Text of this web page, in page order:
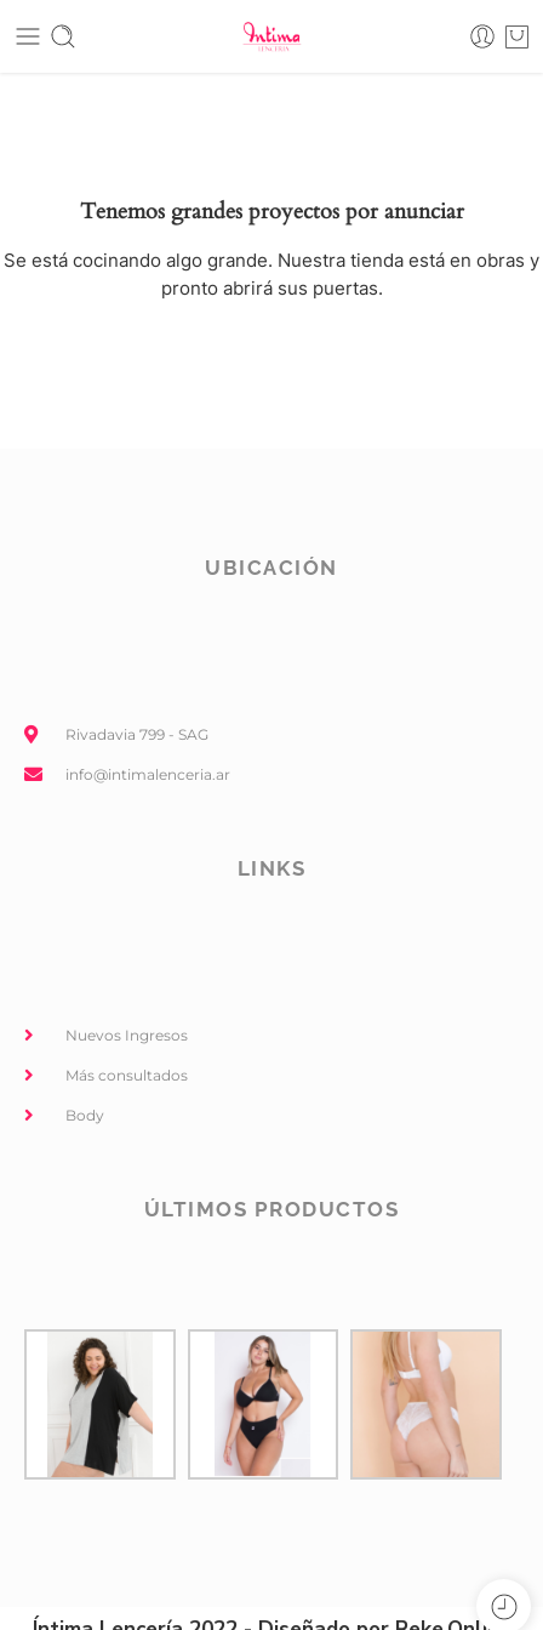
Tenemos grandes proyectos por anunciar
Se está cocinando algo grande. Nuestra tienda está en obras y
pronto abrirá sus puertas.
UBICACIÓN
Rivadavia 799 - SAG
info@intimalenceria.ar
LINKS
Nuevos Ingresos
Más consultados
Body
ÚLTIMOS PRODUCTOS